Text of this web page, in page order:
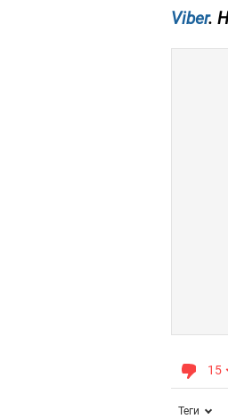
Viber.
15
Теги